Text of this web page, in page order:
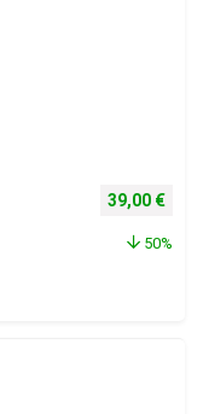
Izvorna
39,00 €
50%